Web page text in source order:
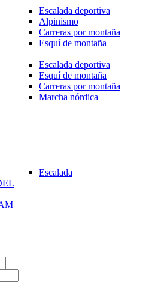
Escalada deportiva
Alpinismo
Carreras por montaña
Esquí de montaña
Escalada deportiva
Esquí de montaña
Carreras por montaña
Marcha nórdica
Escalada